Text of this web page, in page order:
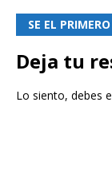
SE EL
Deja tu
Lo siento, debes